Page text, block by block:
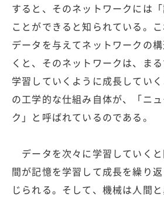
すると、そのネットワークには
ことができると知られている。
データを与えてネットワークの
くと、そのネットワークは、ま
学習していくように成長してい
の工学的な仕組み自体が、「ニ
ク」と呼ばれているのである。
データを次々に学習していく
間が記憶を学習して成長を繰り
じられる。そして、機械は人間